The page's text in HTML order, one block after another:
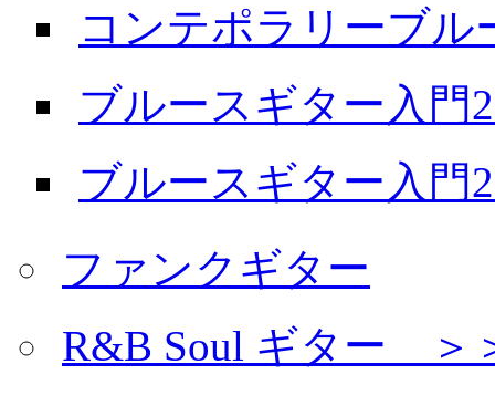
コンテポラリーブル
ブルースギター入門
ブルースギター入門
ファンクギター
R&B Soul ギター ＞